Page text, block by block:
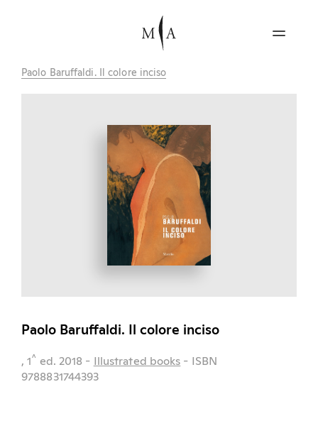
Paolo Baruffaldi. Il colore inciso
Paolo Baruffaldi. Il colore inciso
, 1^ ed. 2018 - Illustrated books - ISBN
9788831744393